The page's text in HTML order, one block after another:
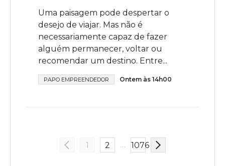
Uma paisagem pode despertar o
desejo de viajar. Mas não é
necessariamente capaz de fazer
alguém permanecer, voltar ou
recomendar um destino. Entre...
PAPO EMPREENDEDOR Ontem às 14h00
1 2 … 1076